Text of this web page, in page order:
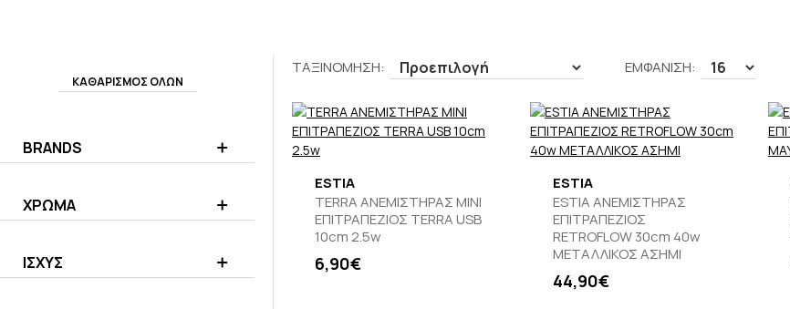
ΚΑΘΑΡΙΣΜΟΣ ΟΛΩΝ
BRANDS
ΧΡΩΜΑ
ΙΣΧΥΣ
ΤΑΞΙΝΟΜΗΣΗ: ΕΜΦΑΝΙΣΗ:
ESTIA
TERRA ΑΝΕΜΙΣΤΗΡΑΣ ΜΙΝΙ
ΕΠΙΤΡΑΠΕΖΙΟΣ TERRA USB
10cm 2.5w
6,90€
ESTIA
ESTIA ΑΝΕΜΙΣΤΗΡΑΣ
ΕΠΙΤΡΑΠΕΖΙΟΣ
RETROFLOW 30cm 40w
ΜΕΤΑΛΛΙΚΟΣ ΑΣΗΜΙ
44,90€